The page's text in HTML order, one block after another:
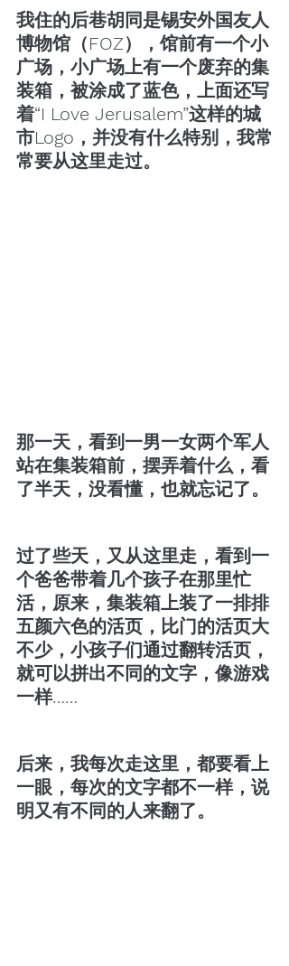
我住的后巷胡同是锡安外国友人
博物馆（FOZ），馆前有一个小
广场，小广场上有一个废弃的集
装箱，被涂成了蓝色，上面还写
着“I Love Jerusalem”这样的城
市Logo，并没有什么特别，我常
常要从这里走过。
那一天，看到一男一女两个军人
站在集装箱前，摆弄着什么，看
了半天，没看懂，也就忘记了。
过了些天，又从这里走，看到一
个爸爸带着几个孩子在那里忙
活，原来，集装箱上装了一排排
五颜六色的活页，比门的活页大
不少，小孩子们通过翻转活页，
就可以拼出不同的文字，像游戏
一样……
后来，我每次走这里，都要看上
一眼，每次的文字都不一样，说
明又有不同的人来翻了。